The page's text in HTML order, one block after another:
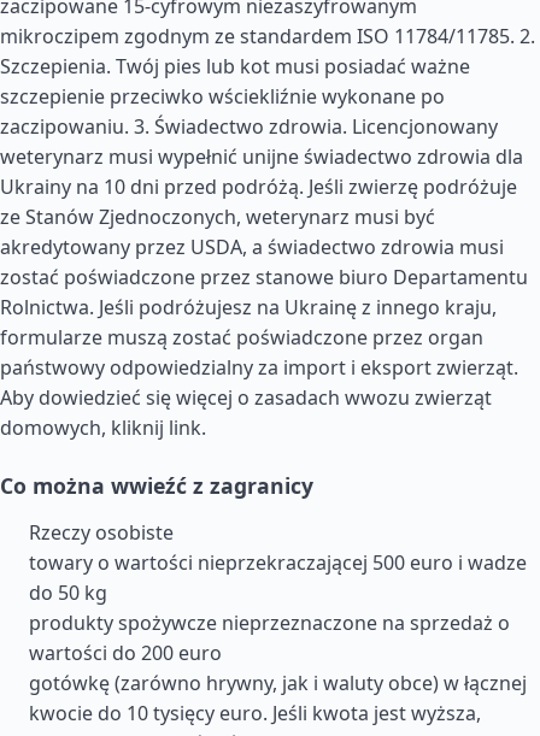
zaczipowane 15-cyfrowym niezaszyfrowanym
mikroczipem zgodnym ze standardem ISO 11784/11785. 2.
Szczepienia. Twój pies lub kot musi posiadać ważne
szczepienie przeciwko wściekliźnie wykonane po
zaczipowaniu. 3. Świadectwo zdrowia. Licencjonowany
weterynarz musi wypełnić unijne świadectwo zdrowia dla
Ukrainy na 10 dni przed podróżą. Jeśli zwierzę podróżuje
ze Stanów Zjednoczonych, weterynarz musi być
akredytowany przez USDA, a świadectwo zdrowia musi
zostać poświadczone przez stanowe biuro Departamentu
Rolnictwa. Jeśli podróżujesz na Ukrainę z innego kraju,
formularze muszą zostać poświadczone przez organ
państwowy odpowiedzialny za import i eksport zwierząt.
Aby dowiedzieć się więcej o zasadach wwozu zwierząt
domowych, kliknij link.
Co można wwieźć z zagranicy
Rzeczy osobiste
towary o wartości nieprzekraczającej 500 euro i wadze
do 50 kg
produkty spożywcze nieprzeznaczone na sprzedaż o
wartości do 200 euro
gotówkę (zarówno hrywny, jak i waluty obce) w łącznej
kwocie do 10 tysięcy euro. Jeśli kwota jest wyższa,